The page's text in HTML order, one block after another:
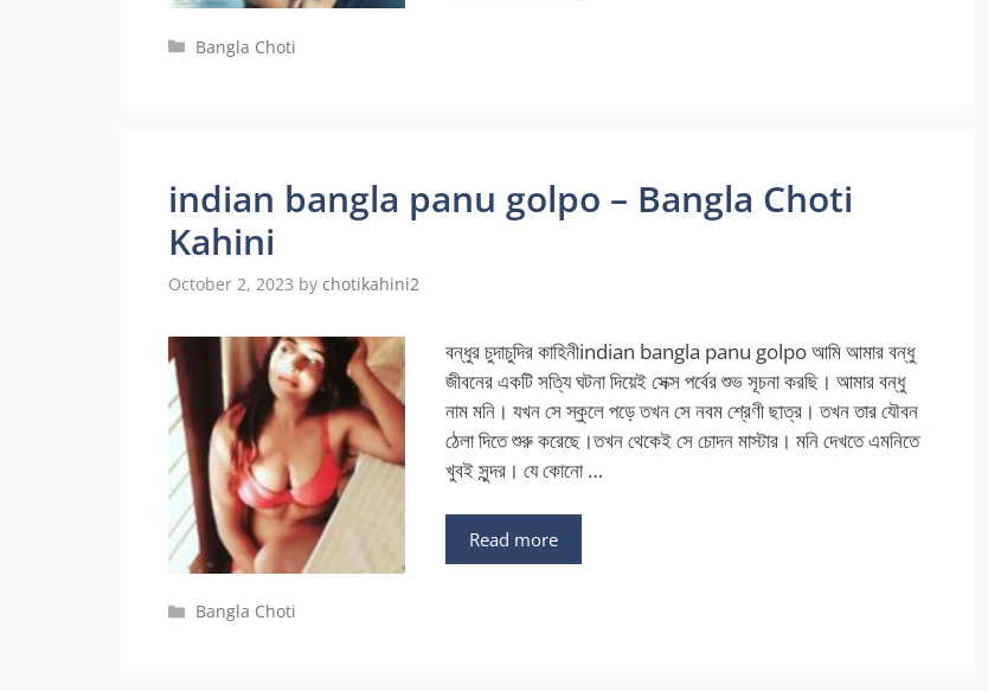
Categories
Bangla Choti
indian bangla panu golpo – Bangla Choti
Kahini
October 2, 2023 by chotikahini2
বন্ধুর চুদাচুদির কাহিনীindian bangla panu golpo আমি আমার বন্ধু
জীবনের একটি সত্যি ঘটনা দিয়েই সেক্স পর্বের শুভ সূচনা করছি। আমার বন্ধু
নাম মনি। যখন সে স্কুলে পড়ে তখন সে নবম শ্রেণী ছাত্র। তখন তার যৌবন
ঠেলা দিতে শুরু করেছে।তখন থেকেই সে চোদন মাস্টার। মনি দেখতে এমনিতে
খুবই সুন্দর। যে কোনো …
Read more
Categories
Bangla Choti